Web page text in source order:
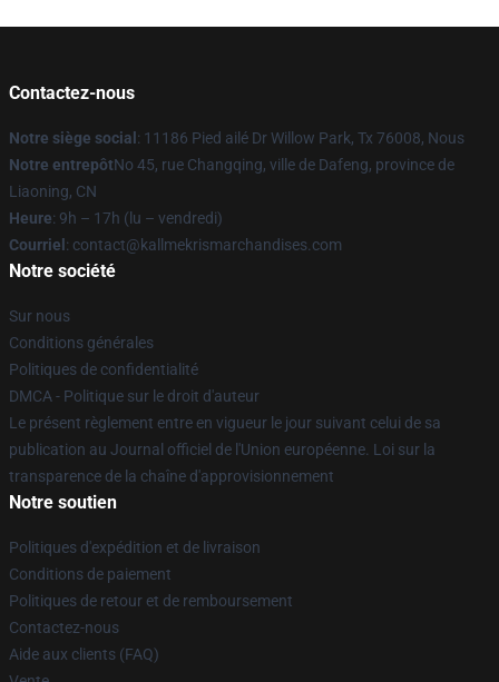
Contactez-nous
Notre siège social : 11186 Pied ailé Dr Willow Park, Tx 76008, Nous
Notre entrepôtNo 45, rue Changqing, ville de Dafeng, province de
Liaoning, CN
Heure: 9h – 17h (lu – vendredi)
Courriel : contact@kallmekrismarchandises.com
Notre société
Sur nous
Conditions générales
Politiques de confidentialité
DMCA - Politique sur le droit d'auteur
Le présent règlement entre en vigueur le jour suivant celui de sa
publication au Journal officiel de l'Union européenne. Loi sur la
transparence de la chaîne d'approvisionnement
Notre soutien
Politiques d'expédition et de livraison
Conditions de paiement
Politiques de retour et de remboursement
Contactez-nous
Aide aux clients (FAQ)